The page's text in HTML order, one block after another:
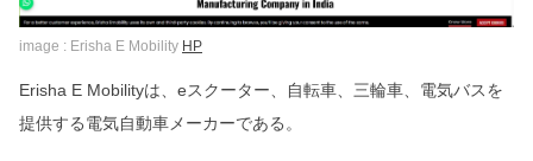
image : Erisha E Mobility HP
Erisha E Mobilityは、eスクーター、自転車、三輪車、電気バスを
提供する電気自動車メーカーである。